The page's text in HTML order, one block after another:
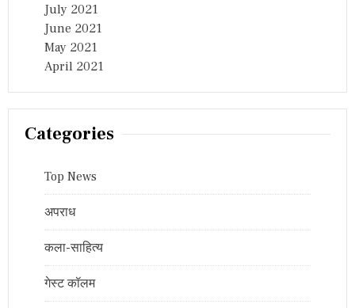
July 2021
June 2021
May 2021
April 2021
Categories
Top News
अपराध
कला-साहित्य
गेस्ट कॉलम